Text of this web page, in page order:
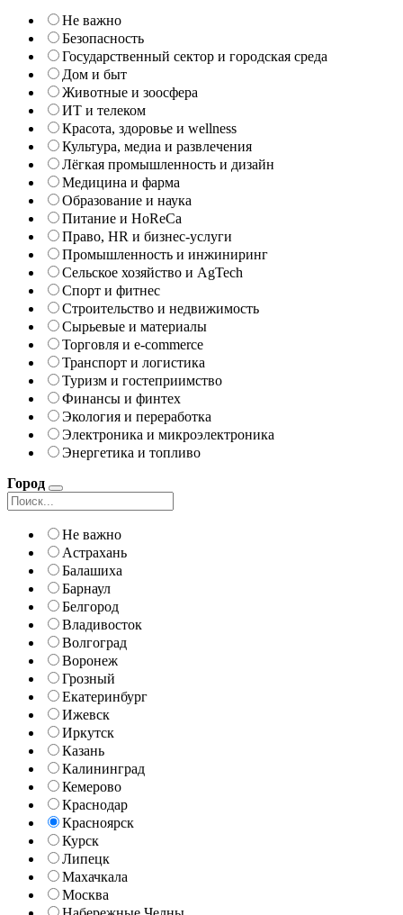
Не важно
Безопасность
Государственный сектор и городская среда
Дом и быт
Животные и зоосфера
ИТ и телеком
Красота, здоровье и wellness
Культура, медиа и развлечения
Лёгкая промышленность и дизайн
Медицина и фарма
Образование и наука
Питание и HoReCa
Право, HR и бизнес-услуги
Промышленность и инжиниринг
Сельское хозяйство и AgTech
Спорт и фитнес
Строительство и недвижимость
Сырьевые и материалы
Торговля и e-commerce
Транспорт и логистика
Туризм и гостеприимство
Финансы и финтех
Экология и переработка
Электроника и микроэлектроника
Энергетика и топливо
Город
Не важно
Астрахань
Балашиха
Барнаул
Белгород
Владивосток
Волгоград
Воронеж
Грозный
Екатеринбург
Ижевск
Иркутск
Казань
Калининград
Кемерово
Краснодар
Красноярск
Курск
Липецк
Махачкала
Москва